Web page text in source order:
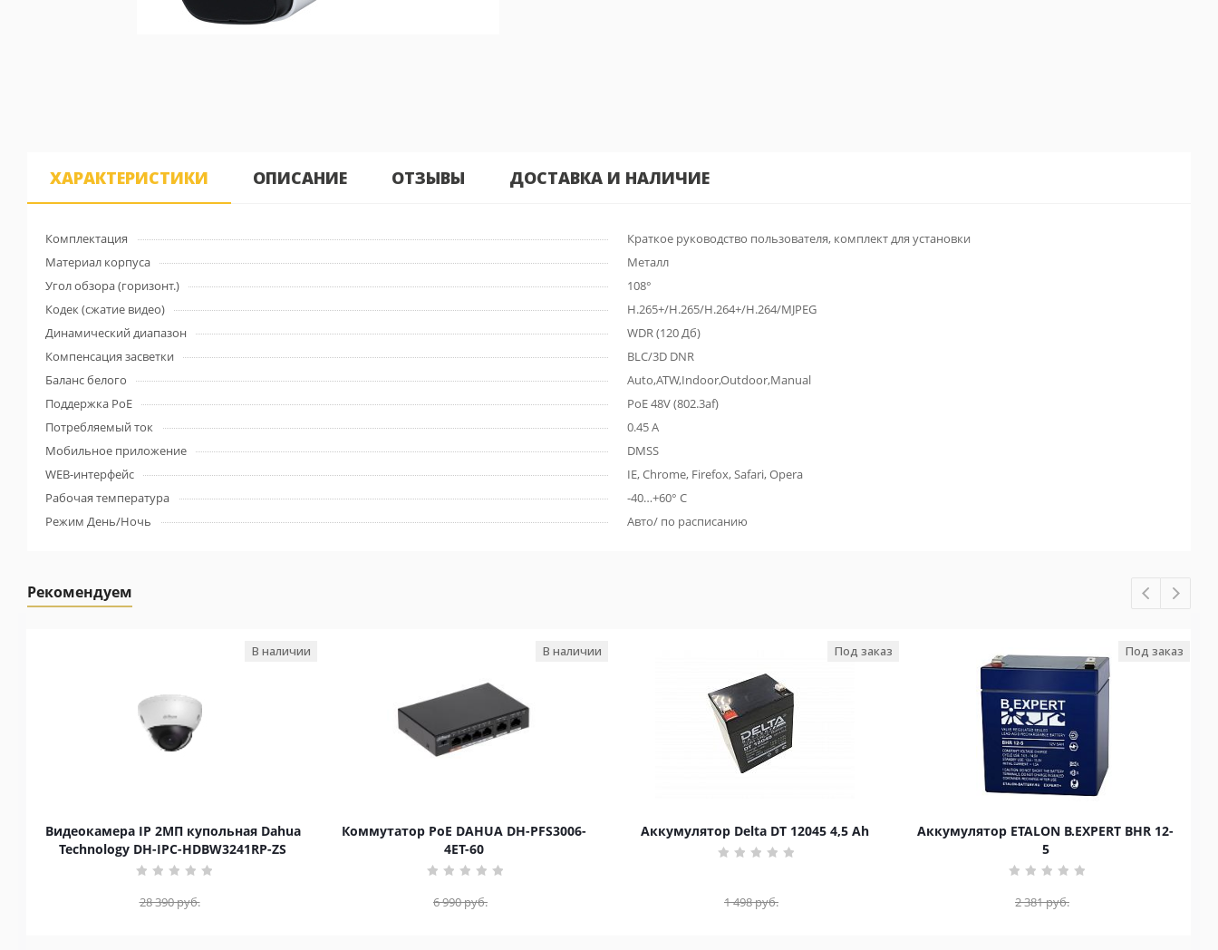
ХАРАКТЕРИСТИКИ ОПИСАНИЕ ОТЗЫВЫ ДОСТАВКА И НАЛИЧИЕ
Комплектация
Краткое руководство пользователя, комплект для установки
Материал корпуса
Металл
Угол обзора (горизонт.)
108°
Кодек (сжатие видео)
H.265+/H.265/H.264+/H.264/MJPEG
Динамический диапазон
WDR (120 Дб)
Компенсация засветки
BLC/3D DNR
Баланс белого
Auto,ATW,Indoor,Outdoor,Manual
Поддержка PoE
PoE 48V (802.3af)
Потребляемый ток
0.45 А
Мобильное приложение
DMSS
WEB-интерфейс
IE, Chrome, Firefox, Safari, Opera
Рабочая температура
-40…+60° С
Режим День/Ночь
Авто/ по расписанию
Рекомендуем
Видеокамера IP 2МП купольная Dahua
Technology DH-IPC-HDBW3241RP-ZS
В наличии
28 390руб.
Коммутатор PoE DAHUA DH-PFS3006-
4ET-60
В наличии
6 990руб.
Аккумулятор Delta DT 12045 4,5 Ah
Под заказ
1 498руб.
Аккумулятор ETALON B.EXPERT BHR 12-
5
Под заказ
2 381руб.